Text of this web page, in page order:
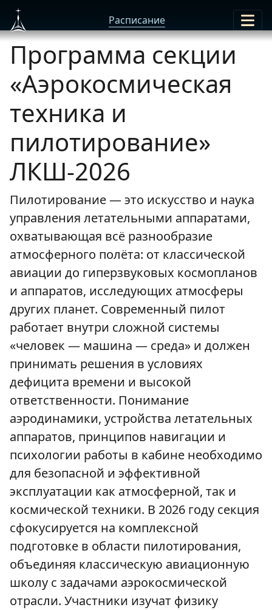
Расписание
Программа секции
«Аэрокосмическая
техника и
пилотирование»
ЛКШ-2026
Пилотирование — это искусство и наука
управления летательными аппаратами,
охватывающая всё разнообразие
атмосферного полёта: от классической
авиации до гиперзвуковых космопланов
и аппаратов, исследующих атмосферы
других планет. Современный пилот
работает внутри сложной системы
«человек — машина — среда» и должен
принимать решения в условиях
дефицита времени и высокой
ответственности. Понимание
аэродинамики, устройства летательных
аппаратов, принципов навигации и
психологии работы в кабине необходимо
для безопасной и эффективной
эксплуатации как атмосферной, так и
космической техники. В 2026 году секция
сфокусируется на комплексной
подготовке в области пилотирования,
объединяя классическую авиационную
школу с задачами аэрокосмической
отрасли. Участники изучат физику